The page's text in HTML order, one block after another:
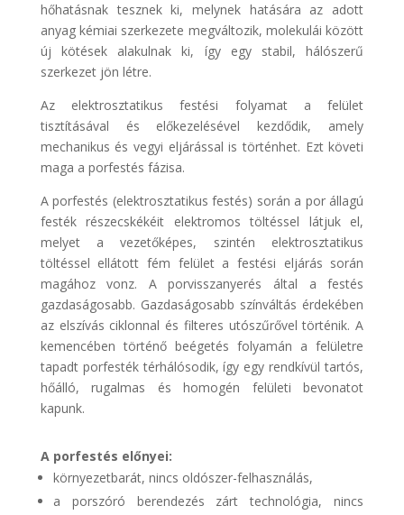
hőhatásnak tesznek ki, melynek hatására az adott
anyag kémiai szerkezete megváltozik, molekulái között
új kötések alakulnak ki, így egy stabil, hálószerű
szerkezet jön létre.
Az elektrosztatikus festési folyamat a felület
tisztításával és előkezelésével kezdődik, amely
mechanikus és vegyi eljárással is történhet. Ezt követi
maga a porfestés fázisa.
A porfestés (elektrosztatikus festés) során a por állagú
festék részecskékéit elektromos töltéssel látjuk el,
melyet a vezetőképes, szintén elektrosztatikus
töltéssel ellátott fém felület a festési eljárás során
magához vonz. A porvisszanyerés által a festés
gazdaságosabb. Gazdaságosabb színváltás érdekében
az elszívás ciklonnal és filteres utószűrővel történik. A
kemencében történő beégetés folyamán a felületre
tapadt porfesték térhálósodik, így egy rendkívül tartós,
hőálló, rugalmas és homogén felületi bevonatot
kapunk.
A porfestés előnyei:
környezetbarát, nincs oldószer-felhasználás,
a porszóró berendezés zárt technológia, nincs